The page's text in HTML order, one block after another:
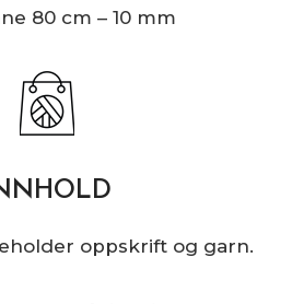
80 cm – 10 mm
oppskrift og garn.